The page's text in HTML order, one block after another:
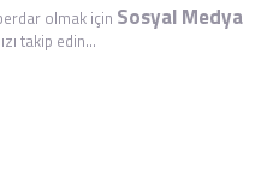
olmak için Sosyal Medya
takip edin...